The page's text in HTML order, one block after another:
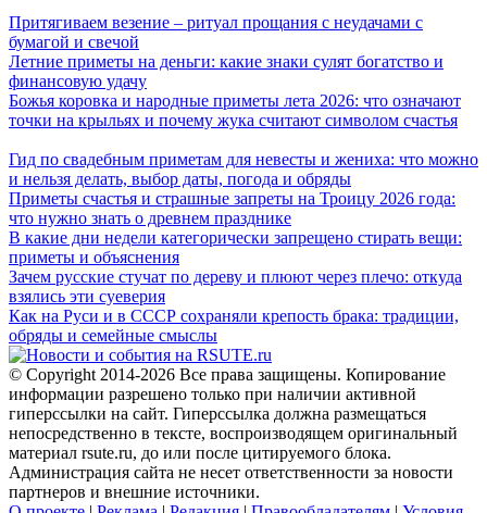
Притягиваем везение – ритуал прощания с неудачами с
бумагой и свечой
Летние приметы на деньги: какие знаки сулят богатство и
финансовую удачу
Божья коровка и народные приметы лета 2026: что означают
точки на крыльях и почему жука считают символом счастья
Гид по свадебным приметам для невесты и жениха: что можно
и нельзя делать, выбор даты, погода и обряды
Приметы счастья и страшные запреты на Троицу 2026 года:
что нужно знать о древнем празднике
В какие дни недели категорически запрещено стирать вещи:
приметы и объяснения
Зачем русские стучат по дереву и плюют через плечо: откуда
взялись эти суеверия
Как на Руси и в СССР сохраняли крепость брака: традиции,
обряды и семейные смыслы
© Copyright 2014-2026 Все права защищены. Копирование
информации разрешено только при наличии активной
гиперссылки на сайт. Гиперссылка должна размещаться
непосредственно в тексте, воспроизводящем оригинальный
материал rsute.ru, до или после цитируемого блока.
Администрация сайта не несет ответственности за новости
партнеров и внешние источники.